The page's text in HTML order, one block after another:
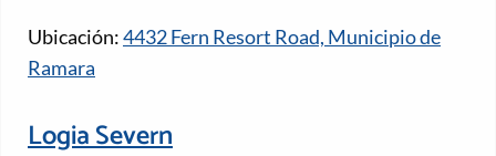
Ubicación:4432 Fern Resort Road, Municipio de
Ramara
Logia Severn